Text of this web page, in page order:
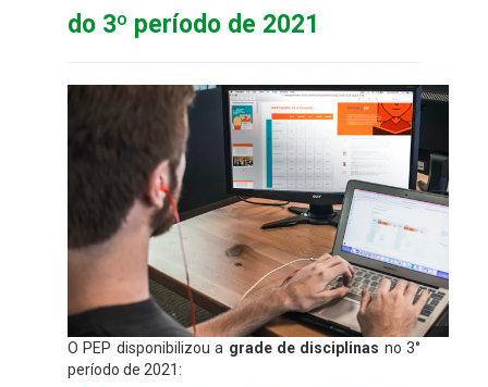
do 3º período de 2021
O PEP disponibilizou a grade de disciplinas no 3°
período de 2021: